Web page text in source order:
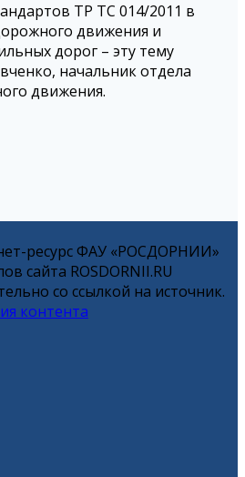
ТР ТС 014/2011 в
движения и
дорог – эту тему
начальник отдела
движения.
ресурс ФАУ «РОСДОРНИИ»
сайта ROSDORNII.RU
со ссылкой на источник.
контента